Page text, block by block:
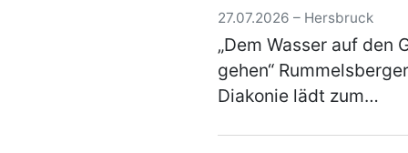
27.07.2026 – Hersbruck
„Dem Wasser auf den
gehen“ Rummelsberger
Diakonie lädt zum